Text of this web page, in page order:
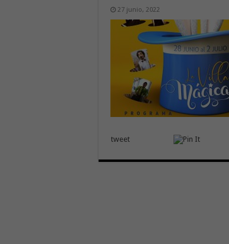
27 junio, 2022
tweet